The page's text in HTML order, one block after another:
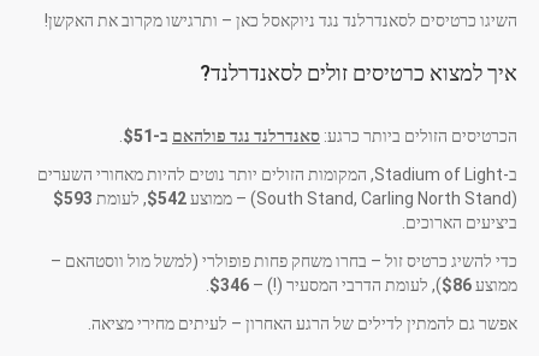
השיגו כרטיסים לסאנדרלנד נגד ניוקאסל כאן – ותרגישו מקרוב את האקשן!
איך למצוא כרטיסים זולים לסאנדרלנד?
הכרטיסים הזולים ביותר כרגע: סאנדרלנד נגד פולהאם ב-$51
ב-Stadium of Light, המקומות הזולים יותר נוטים להיות מאחורי השערים
(South Stand, Carling North Stand) – ממוצע
$542, לעומת $593
ביציעים הארוכים.
כדי להשיג כרטיס זול – בחרו משחק פחות פופולרי (למשל מול ווסטהאם –
ממוצע$86), לעומת הדרבי המסעיר (!) – $346
אפשר גם להמתין לדילים של הרגע האחרון – לעיתים מחירי מציאה.